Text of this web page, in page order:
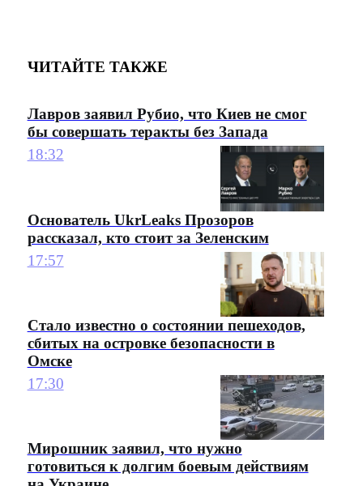
ЧИТАЙТЕ ТАКЖЕ
Лавров заявил Рубио, что Киев не смог
бы совершать теракты без Запада
18:32
Основатель UkrLeaks Прозоров
рассказал, кто стоит за Зеленским
17:57
Стало известно о состоянии пешеходов,
сбитых на островке безопасности в
Омске
17:30
Мирошник заявил, что нужно
готовиться к долгим боевым действиям